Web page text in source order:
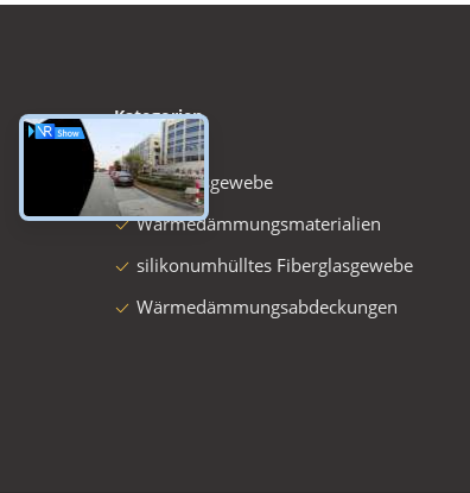
Kategorien
Fiberglasgewebe
Wärmedämmungsmaterialien
silikonumhülltes Fiberglasgewebe
Wärmedämmungsabdeckungen